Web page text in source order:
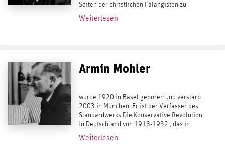
Seiten der christlichen Falangisten zu
kämpfen. Mittlerweile lebt er wieder in
Paris und arbeitet als Lektor, Essayist und...
Weiterlesen
Armin Mohler
wurde 1920 in Basel geboren und verstarb
2003 in München. Er ist der Verfasser des
Standardwerks Die Konservative Revolution
in Deutschland von 1918-1932 , das in
einer 6., von Karlheinz Weißmann
vollständig überarbeiteten Auflage bei
Weiterlesen